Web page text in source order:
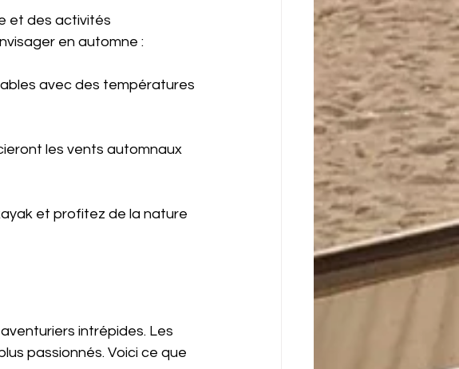
et des activités
en automne :
avec des températures
les vents automnaux
kayak et profitez de la nature
intrépides. Les
passionnés. Voici ce que